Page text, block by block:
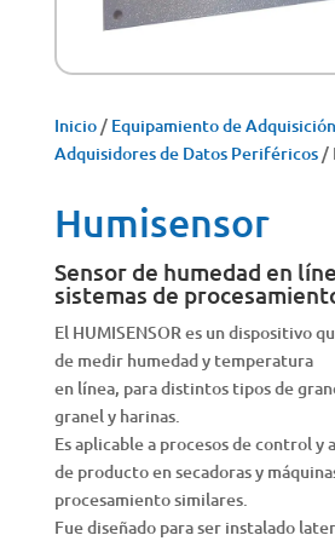
Inicio/ Equipamiento de
Adquisidores de Datos Periféricos/
Humisensor
Sensor de humedad en
sistemas de
El HUMISENSOR es un dispositivo
de medir humedad y temperatura
en línea, para distintos tipos de
granel y harinas.
Es aplicable a procesos de control
de producto en secadoras y
procesamiento similares.
Fue diseñado para ser instalado